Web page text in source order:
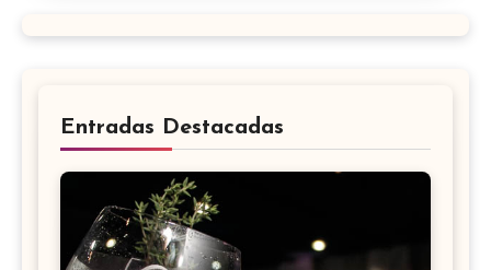
Entradas Destacadas